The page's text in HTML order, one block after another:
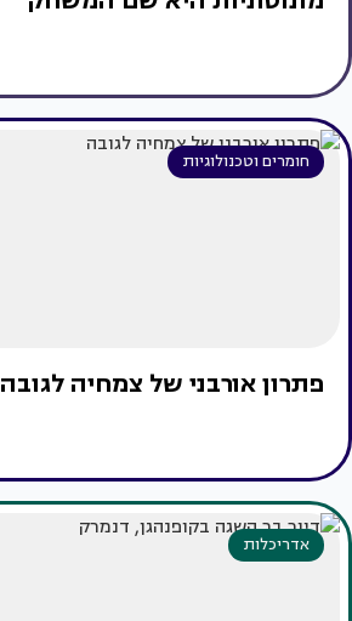
חומרים וטכנולוגיות
פתרון אורבני של צמחיה לגובה
אדריכלות